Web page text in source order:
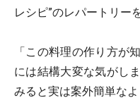
レシピ”のレパートリー
「この料理の作り方が
には結構大変な気がし
みると実は案外簡単なよ